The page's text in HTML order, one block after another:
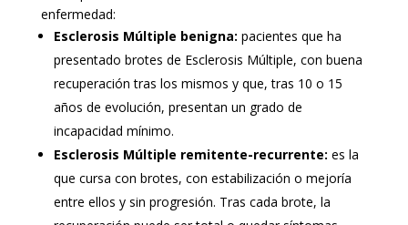
enfermedad:
Esclerosis Múltiple benigna: pacientes que ha
presentado brotes de Esclerosis Múltiple, con buena
recuperación tras los mismos y que, tras 10 o 15
años de evolución, presentan un grado de
incapacidad mínimo.
Esclerosis Múltiple remitente-recurrente: es la
que cursa con brotes, con estabilización o mejoría
entre ellos y sin progresión. Tras cada brote, la